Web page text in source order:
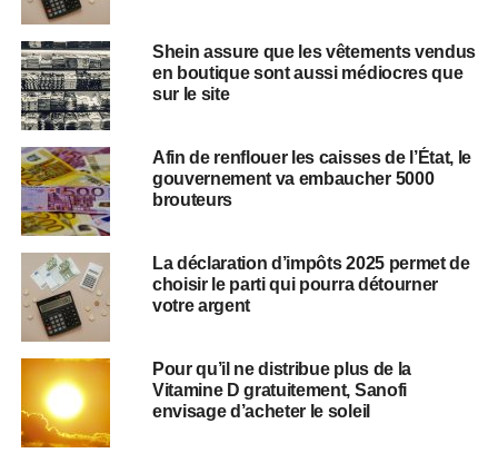
Shein assure que les vêtements vendus
en boutique sont aussi médiocres que
sur le site
Afin de renflouer les caisses de l’État, le
gouvernement va embaucher 5000
brouteurs
La déclaration d’impôts 2025 permet de
choisir le parti qui pourra détourner
votre argent
Pour qu’il ne distribue plus de la
Vitamine D gratuitement, Sanofi
envisage d’acheter le soleil